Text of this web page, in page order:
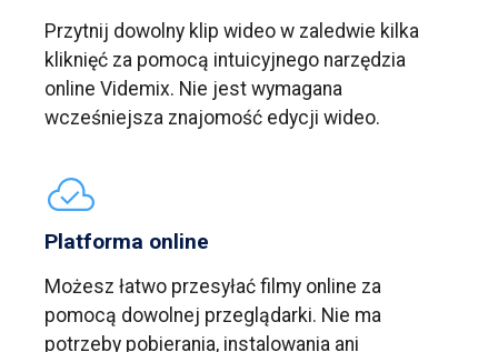
Przytnij dowolny klip wideo w zaledwie kilka
kliknięć za pomocą intuicyjnego narzędzia
online Videmix. Nie jest wymagana
wcześniejsza znajomość edycji wideo.
Platforma online
Możesz łatwo przesyłać filmy online za
pomocą dowolnej przeglądarki. Nie ma
potrzeby pobierania, instalowania ani